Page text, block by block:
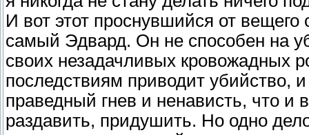
И вот этот проснувшийся от
самый Эдвард. Он не способен на
своих незадачливых кровожадных
последствиям приводит убийство,
праведный гнев и ненависть, что и
раздавить, придушить. Но одно